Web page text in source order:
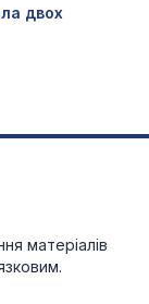
двох
матеріалів